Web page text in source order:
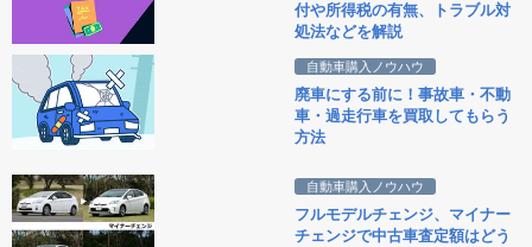
付や所得税の有無、トラブル対
処法などを解説
自動車購入ノウハウ
廃車にする前に！事故車・不動
車・過走行車を買取してもらう
方法
自動車購入ノウハウ
フルモデルチェンジ、マイナー
チェンジで中古車査定額はどう